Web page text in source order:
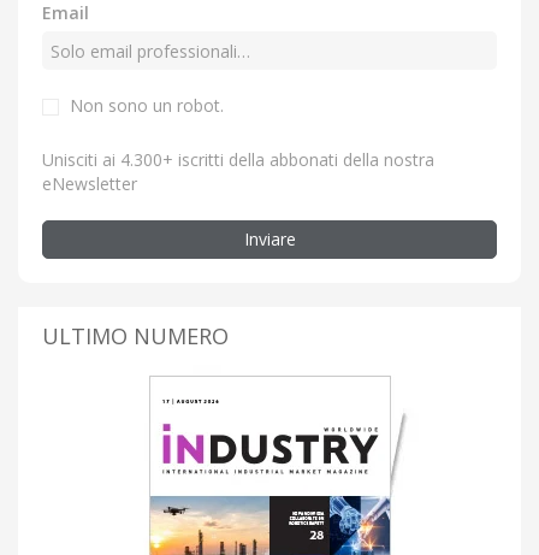
Email
Non sono un robot.
Unisciti ai 4.300+ iscritti della abbonati della nostra
eNewsletter
Inviare
ULTIMO NUMERO